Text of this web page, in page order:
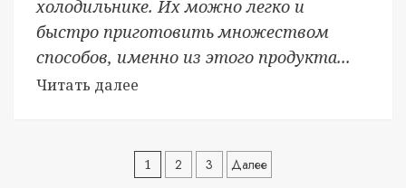
холодильнике. Их можно легко и
быстро приготовить множеством
способов, именно из этого продукта...
Читать далее
Пагинация
1 2 3 Далее